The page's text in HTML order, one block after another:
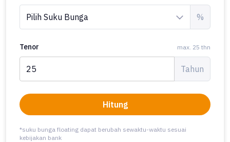
%
Tenor max. 25 thn
Tahun
Hitung
*suku bunga floating dapat berubah sewaktu-waktu sesuai
kebijakan bank